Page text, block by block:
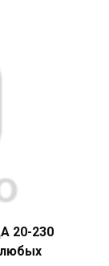
20-230